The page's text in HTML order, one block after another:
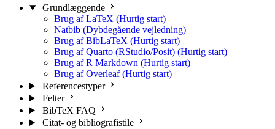
Grundlæggende
Brug af LaTeX (Hurtig start)
Natbib (Dybdegående vejledning)
Brug af BibLaTeX (Hurtig start)
Brug af Quarto (RStudio/Posit) (Hurtig start)
Brug af R Markdown (Hurtig start)
Brug af Overleaf (Hurtig start)
Referencestyper
Felter
BibTeX FAQ
Citat- og bibliografistile